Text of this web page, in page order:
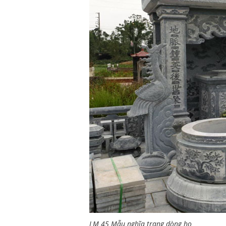
LM 45 Mẫu nghĩa trang dòng họ